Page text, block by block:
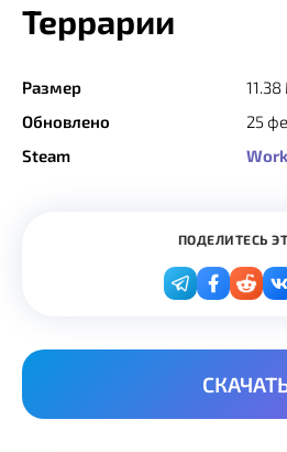
Террарии
Размер
11.38
Обновлено
25
Steam
ПОДЕЛИТЕСЬ